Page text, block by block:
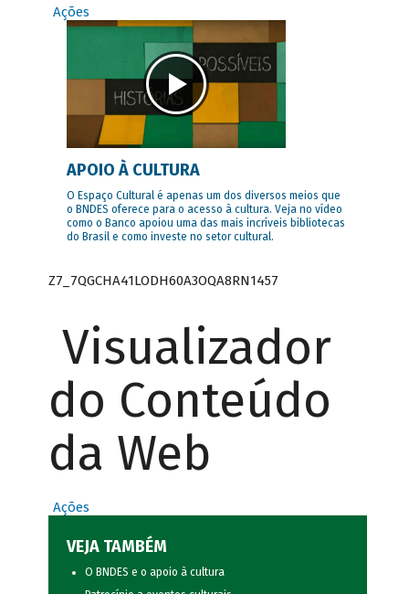
Ações
APOIO À CULTURA
O Espaço Cultural é apenas um dos diversos meios que
o BNDES oferece para o acesso à cultura. Veja no vídeo
como o Banco apoiou uma das mais incríveis bibliotecas
do Brasil e como investe no setor cultural.
Z7_7QGCHA41LODH60A3OQA8RN1457
Visualizador
do Conteúdo
da Web
Ações
VEJA TAMBÉM
O BNDES e o apoio à cultura